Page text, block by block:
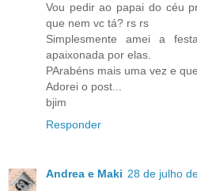
Vou pedir ao papai do céu
que nem vc tá? rs rs
Simplesmente amei a
apaixonada por elas.
PArabéns mais uma vez e
Adorei o post...
bjim
Responder
Andrea e Maki 28 de julho